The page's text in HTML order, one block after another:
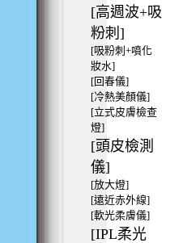
[高週波+吸
粉刺]
[吸粉刺+噴化
妝水]
[回春儀]
[冷熱美顏儀]
[立式皮膚檢查
燈]
[頭皮檢測
儀]
[放大燈]
[遠近赤外線]
[軟光柔膚儀]
[IPL柔光